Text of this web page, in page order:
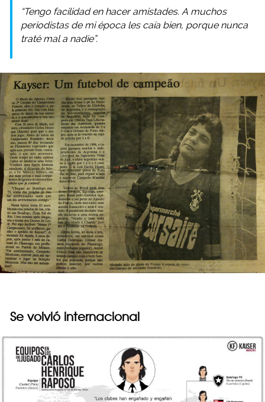
“Tengo facilidad en hacer amistades. A muchos
periodistas de mi época les caía bien, porque nunca
traté mal a nadie”.
Se volvió internacional